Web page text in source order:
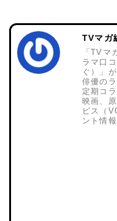
TVマガ
「TVマ
ラマ口
ぐ）」
俳優の
定期コ
映画、
ビス（
ント情